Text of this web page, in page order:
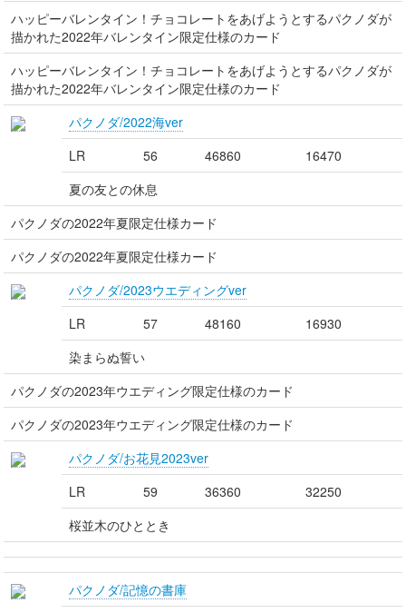
ハッピーバレンタイン！チョコレートをあげようとするパクノダが
描かれた2022年バレンタイン限定仕様のカード
ハッピーバレンタイン！チョコレートをあげようとするパクノダが
描かれた2022年バレンタイン限定仕様のカード
パクノダ/2022海ver
LR
56 46860
16470
夏の友との休息
パクノダの2022年夏限定仕様カード
パクノダの2022年夏限定仕様カード
パクノダ/2023ウエディングver
LR
57 48160
16930
染まらぬ誓い
パクノダの2023年ウエディング限定仕様のカード
パクノダの2023年ウエディング限定仕様のカード
パクノダ/お花見2023ver
LR
59 36360
32250
桜並木のひととき
パクノダ/記憶の書庫